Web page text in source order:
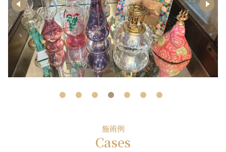
施術例
Cases